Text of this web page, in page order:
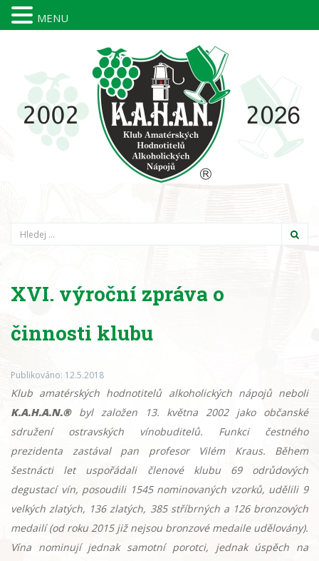
Hledání
XVI. výroční zpráva o
činnosti klubu
Publikováno: 12.5.2018
Klub amatérských hodnotitelů alkoholických nápojů neboli
K.A.H.A.N.®byl založen 13. května 2002 jako občanské
sdružení ostravských vínobuditelů. Funkci čestného
prezidenta zastával pan profesor Vilém Kraus. Během
šestnácti let uspořádali členové klubu 69 odrůdových
degustací vín, posoudili 1545 nominovaných vzorků, udělili 9
velkých zlatých, 136 zlatých, 385 stříbrných a 126 bronzových
medailí (od roku 2015 již nejsou bronzové medaile udělovány).
Vína nominují jednak samotní porotci, jednak úspěch na
MENU